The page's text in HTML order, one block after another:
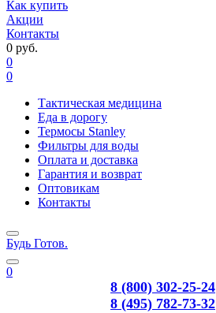
Как купить
Акции
Контакты
0 руб.
0
0
Тактическая медицина
Еда в дорогу
Термосы Stanley
Фильтры для воды
Оплата и доставка
Гарантия и возврат
Оптовикам
Контакты
Будь Готов.
0
8 (800) 302-25-24
8 (495) 782-73-32